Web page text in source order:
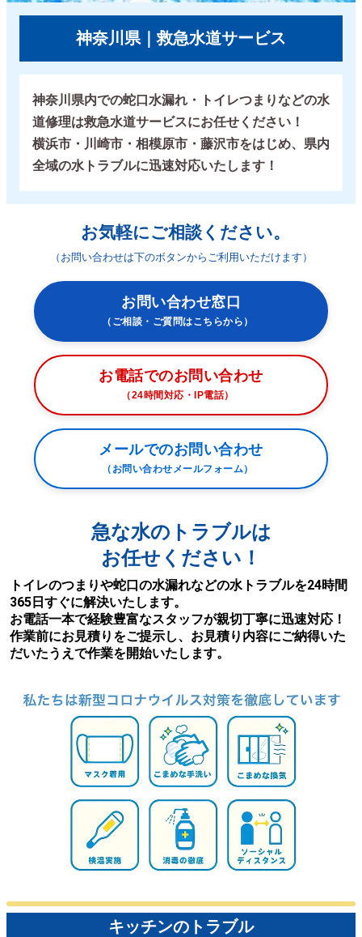
神奈川県｜救急水道サービス
神奈川県内での蛇口水漏れ・トイレつまりなどの水
道修理は救急水道サービスにお任せください！
横浜市・川崎市・相模原市・藤沢市をはじめ、県内
全域の水トラブルに迅速対応いたします！
お気軽にご相談ください。
（お問い合わせは下のボタンからご利用いただけます）
お問い合わせ窓口
（ご相談・ご質問はこちらから）
お電話でのお問い合わせ
（24時間対応・IP電話）
メールでのお問い合わせ
（お問い合わせメールフォーム）
急な水のトラブルは
お任せください！
トイレのつまりや蛇口の水漏れなどの水トラブルを24時間
365日すぐに解決いたします。
お電話一本で経験豊富なスタッフが親切丁寧に迅速対応！
作業前にお見積りをご提示し、お見積り内容にご納得いた
だいたうえで作業を開始いたします。
キッチンのトラブル